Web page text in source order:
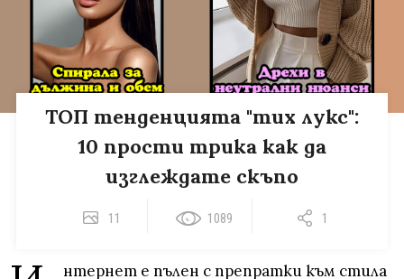
ТОП тенденцията "тих лукс":
10 прости трика как да
изглеждате скъпо
11 1089 1
нтернет е пълен с препратки към стила